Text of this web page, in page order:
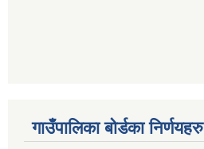
गाउँपालिका बोर्डका निर्णयहरु